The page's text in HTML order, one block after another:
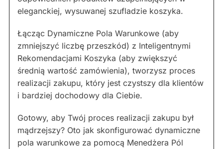
eleganckiej, wysuwanej szufladzie koszyka.
Łącząc Dynamiczne Pola Warunkowe (aby
zmniejszyć liczbę przeszkód) z Inteligentnymi
Rekomendacjami Koszyka (aby zwiększyć
średnią wartość zamówienia), tworzysz proces
realizacji zakupu, który jest czystszy dla klientów
i bardziej dochodowy dla Ciebie.
Gotowy, aby Twój proces realizacji zakupu był
mądrzejszy? Oto jak skonfigurować dynamiczne
pola warunkowe za pomocą Menedżera Pól